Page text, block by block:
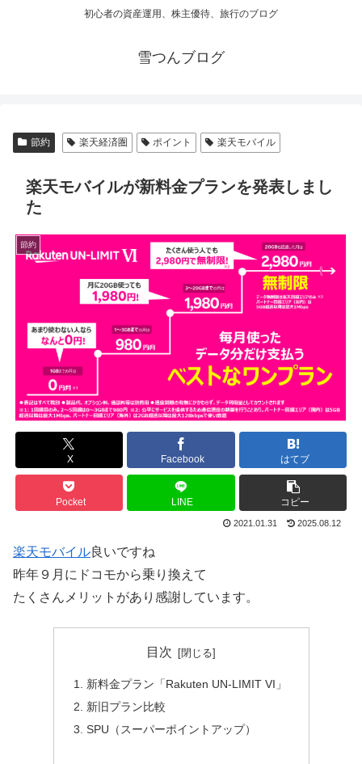
初心者の資産運用、株主優待、旅行のブログ
雪つんブログ
節約 楽天経済圏 ポイント 楽天モバイル
楽天モバイルが新料金プランを発表しまし
た
節約
X Facebook はてブ
Pocket LINE コピー
2021.01.31 2025.08.12
楽天モバイル良いですね
昨年９月にドコモから乗り換えて
たくさんメリットがあり感謝しています。
目次
新料金プラン「Rakuten UN-LIMIT VI」
新旧プラン比較
SPU（スーパーポイントアップ）